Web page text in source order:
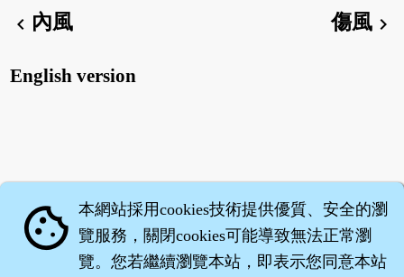
chevron_left 內風 傷風chevron_right
English version
cookie 本網站採用cookies技術提供優質、安全的瀏
覽服務，關閉cookies可能導致無法正常瀏
覽。您若繼續瀏覽本站，即表示您同意本站